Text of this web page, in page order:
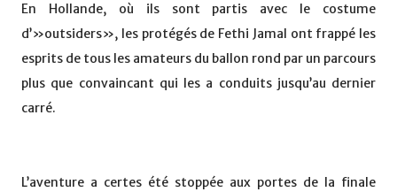
En Hollande, où ils sont partis avec le costume
d’»outsiders», les protégés de Fethi Jamal ont frappé les
esprits de tous les amateurs du ballon rond par un parcours
plus que convaincant qui les a conduits jusqu’au dernier
carré.
L’aventure a certes été stoppée aux portes de la finale